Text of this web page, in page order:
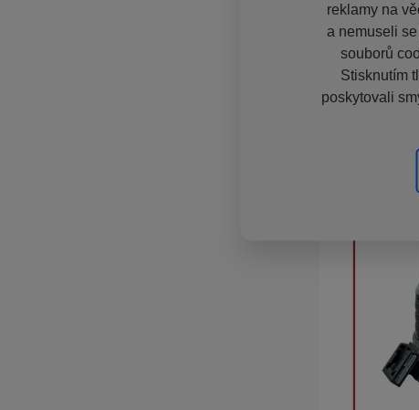
reklamy na
a nemuseli
souborů
Stisknutím
poskytovali